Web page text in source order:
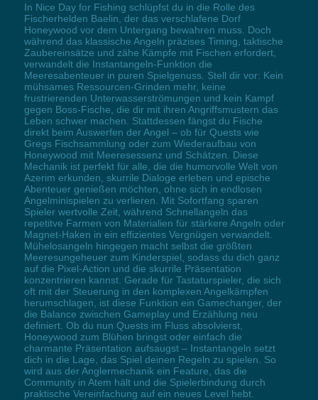
In Nice Day for Fishing schlüpfst du in die Rolle des
Fischerhelden Baelin, der das verschlafene Dorf
Honeywood vor dem Untergang bewahren muss. Doch
während das klassische Angeln präzises Timing, taktische
Zaubereinsätze und zähe Kämpfe mit Fischen erfordert,
verwandelt die Instantangeln-Funktion die
Meeresabenteuer in puren Spielgenuss. Stell dir vor: Kein
mühsames Ressourcen-Grinden mehr, keine
frustrierenden Unterwasserströmungen und kein Kampf
gegen Boss-Fische, die dir mit ihren Angriffsmustern das
Leben schwer machen. Stattdessen fängst du Fische
direkt beim Auswerfen der Angel – ob für Quests wie
Gregs Fischsammlung oder zum Wiederaufbau von
Honeywood mit Meeresessenz und Schätzen. Diese
Mechanik ist perfekt für alle, die die humorvolle Welt von
Azerim erkunden, skurrile Dialoge erleben und epische
Abenteuer genießen möchten, ohne sich in endlosen
Angelminispielen zu verlieren. Mit Sofortfang sparen
Spieler wertvolle Zeit, während Schnellangeln das
repetitve Farmen von Materialien für stärkere Angeln oder
Magnet-Haken in ein effizientes Vergnügen verwandelt.
Mühelosangeln hingegen macht selbst die größten
Meeresungeheuer zum Kinderspiel, sodass du dich ganz
auf die Pixel-Action und die skurrile Präsentation
konzentrieren kannst. Gerade für Tastaturspieler, die sich
oft mit der Steuerung in den komplexen Angelkämpfen
herumschlagen, ist diese Funktion ein Gamechanger, der
die Balance zwischen Gameplay und Erzählung neu
definiert. Ob du nun Quests im Fluss absolvierst,
Honeywood zum Blühen bringst oder einfach die
charmante Präsentation aufsaugst – Instantangeln setzt
dich in die Lage, das Spiel deinen Regeln zu spielen. So
wird aus der Anglermechanik ein Feature, das die
Community in Atem hält und die Spielerbindung durch
praktische Vereinfachung auf ein neues Level hebt.